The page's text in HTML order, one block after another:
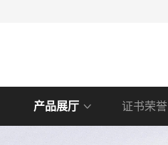
产品展厅 证书荣誉